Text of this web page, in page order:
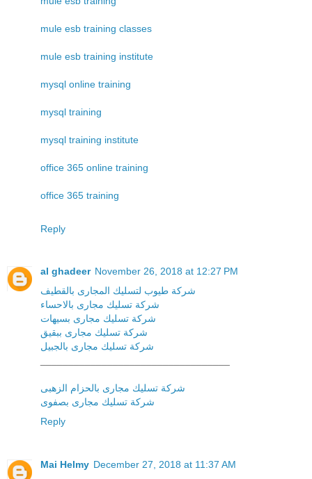
mule esb training classes
mule esb training institute
mysql online training
mysql training
mysql training institute
office 365 online training
office 365 training
Reply
al ghadeer November 26, 2018 at 12:27 PM
شركة طيوب لتسليك المجارى بالقطيف
شركة تسليك مجارى بالاحساء
شركة تسليك مجارى بسيهات
شركة تسليك مجارى ببقيق
شركة تسليك مجارى بالجبيل
شركة تسليك مجارى بالحزام الزهبى
شركة تسليك مجارى بصفوى
Reply
Mai Helmy December 27, 2018 at 11:37 AM